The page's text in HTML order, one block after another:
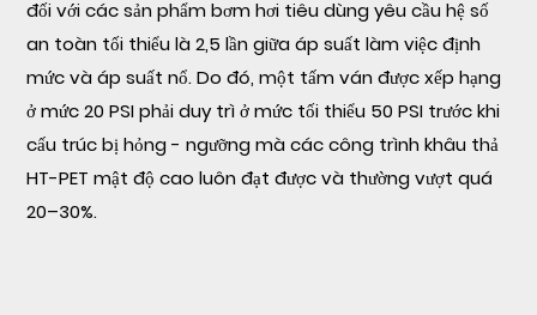
đối với các sản phẩm bơm hơi tiêu dùng yêu cầu hệ số
an toàn tối thiểu là 2,5 lần giữa áp suất làm việc định
mức và áp suất nổ. Do đó, một tấm ván được xếp hạng
ở mức 20 PSI phải duy trì ở mức tối thiểu 50 PSI trước khi
cấu trúc bị hỏng - ngưỡng mà các công trình khâu thả
HT-PET mật độ cao luôn đạt được và thường vượt quá
20–30%.